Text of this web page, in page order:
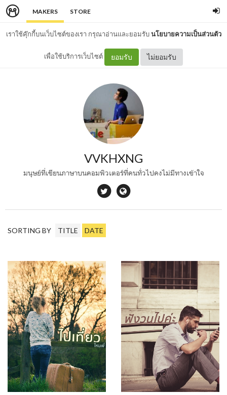
MAKERS STORE
เราใช้คุ๊กกี้บนเว็บไซต์ของเรา กรุณาอ่านและยอมรับนโยบายความเป็นส่วนตัว
เพื่อใช้บริการเว็บไซต์ ยอมรับ ไม่ยอมรับ
VVKHXNG
มนุษย์ที่เขียนภาษาบนคอมพิวเตอร์ที่คนทั่วไปคงไม่มีทางเข้าใจ
SORTING BY TITLE DATE